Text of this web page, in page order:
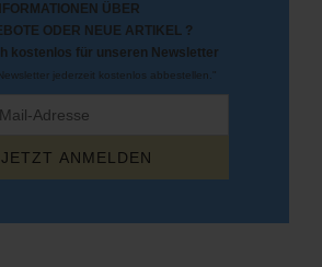
ÜBER
ODER NEUE ARTIKEL ?
kostenlos für unseren Newsletter
jederzeit kostenlos abbestellen."